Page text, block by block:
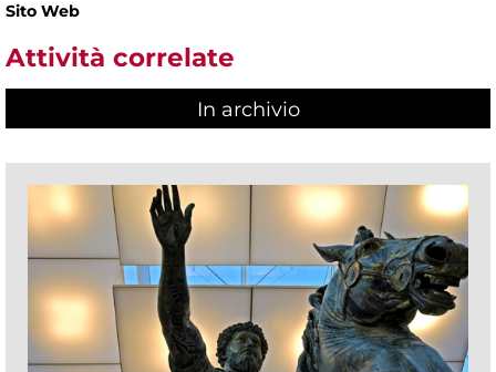
Sito Web
Attività correlate
In archivio